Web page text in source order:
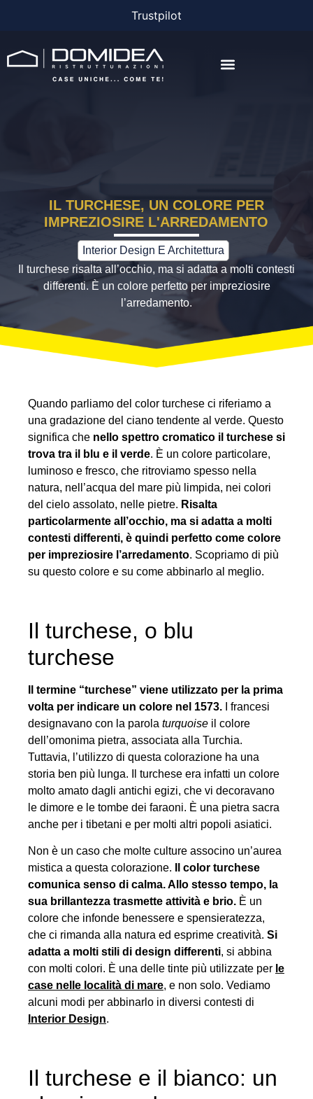
Trustpilot
IL TURCHESE, UN COLORE PER
IMPREZIOSIRE L'ARREDAMENTO
Interior Design E Architettura
Il turchese risalta all’occhio, ma si adatta a molti contesti
differenti. È un colore perfetto per impreziosire
l’arredamento.
Quando parliamo del color turchese ci riferiamo a
una gradazione del ciano tendente al verde. Questo
significa che nello spettro cromatico il turchese si
trova tra il blu e il verde. È un colore particolare,
luminoso e fresco, che ritroviamo spesso nella
natura, nell’acqua del mare più limpida, nei colori
del cielo assolato, nelle pietre. Risalta
particolarmente all’occhio, ma si adatta a molti
contesti differenti, è quindi perfetto come colore
per impreziosire l’arredamento. Scopriamo di più
su questo colore e su come abbinarlo al meglio.
Il turchese, o blu
turchese
Il termine “turchese” viene utilizzato per la prima
volta per indicare un colore nel 1573. I francesi
designavano con la parola turquoise il colore
dell’omonima pietra, associata alla Turchia.
Tuttavia, l’utilizzo di questa colorazione ha una
storia ben più lunga. Il turchese era infatti un colore
molto amato dagli antichi egizi, che vi decoravano
le dimore e le tombe dei faraoni. È una pietra sacra
anche per i tibetani e per molti altri popoli asiatici.
Non è un caso che molte culture associno un’aurea
mistica a questa colorazione. Il color turchese
comunica senso di calma. Allo stesso tempo, la
sua brillantezza trasmette attività e brio. È un
colore che infonde benessere e spensieratezza,
che ci rimanda alla natura ed esprime creatività. Si
adatta a molti stili di design differenti, si abbina
con molti colori. È una delle tinte più utilizzate per le
case nelle località di mare, e non solo. Vediamo
alcuni modi per abbinarlo in diversi contesti di
Interior Design.
Il turchese e il bianco: un